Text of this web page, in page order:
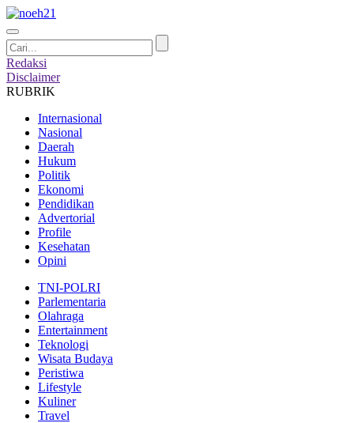
Redaksi
Disclaimer
RUBRIK
Internasional
Nasional
Daerah
Hukum
Politik
Ekonomi
Pendidikan
Advertorial
Profile
Kesehatan
Opini
TNI-POLRI
Parlementaria
Olahraga
Entertainment
Teknologi
Wisata Budaya
Peristiwa
Lifestyle
Kuliner
Travel